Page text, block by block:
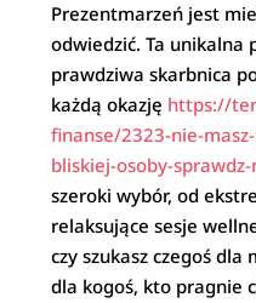
Prezentmarzeń jest
odwiedzić. Ta
prawdziwa skarbnica
każdą okazję https://
finanse/2323-nie-
bliskiej-osoby-
szeroki wybór, od
relaksujące sesje
czy szukasz czegoś dla
dla kogoś, kto pragnie